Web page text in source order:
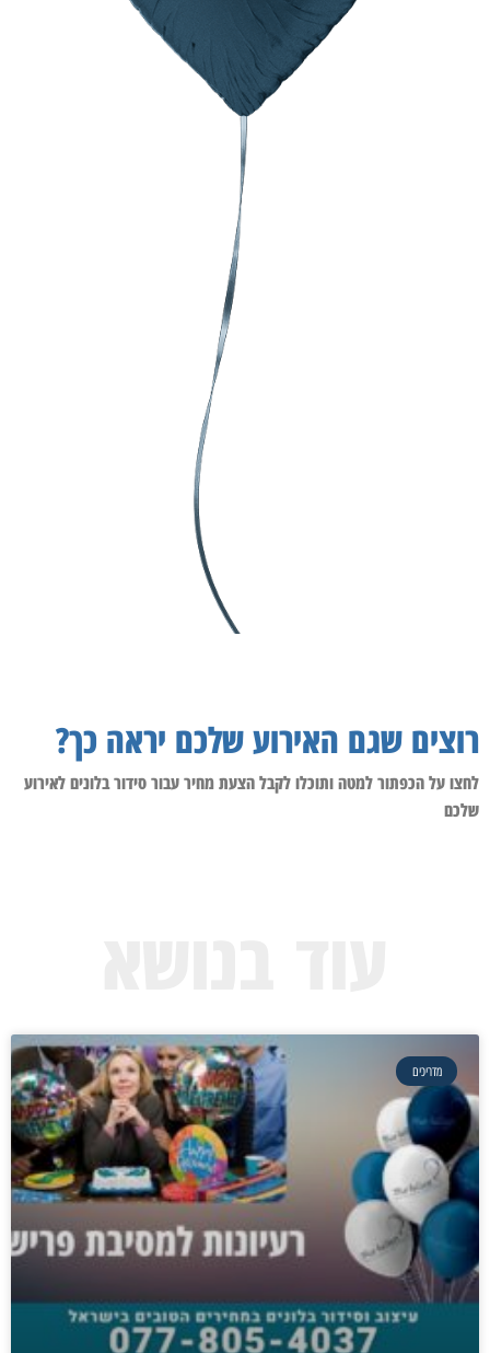
רוצים שגם האירוע שלכם יראה כך?
לחצו על הכפתור למטה ותוכלו לקבל הצעת מחיר עבור סידור בלונים לאירוע
שלכם
מדריכים